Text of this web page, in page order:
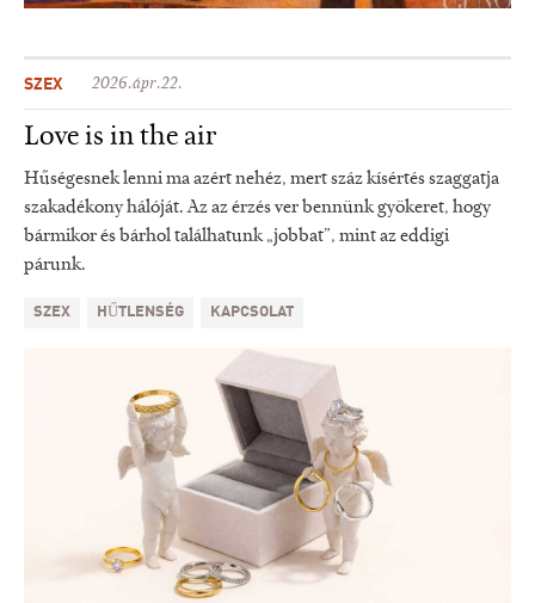
SZEX 2026.ápr.22.
Love is in the air
Hűségesnek lenni ma azért nehéz, mert száz kísértés szaggatja
szakadékony hálóját. Az az érzés ver bennünk gyökeret, hogy
bármikor és bárhol találhatunk „jobbat”, mint az eddigi
párunk.
SZEX HŰTLENSÉG KAPCSOLAT